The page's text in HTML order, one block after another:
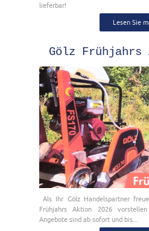
lieferbar!
Lesen Sie
Gölz Frühjahrs
Als Ihr Gölz Handelspartner
Frühjahrs Aktion 2026
Angebote sind ab sofort und bis...